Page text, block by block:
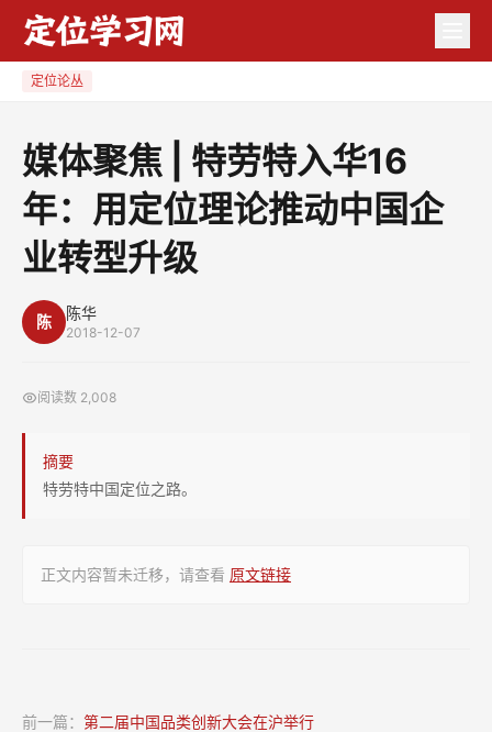
定位论丛
媒体聚焦 | 特劳特入华16
年：用定位理论推动中国企
业转型升级
陈 陈华
2018-12-07
阅读数 2,008
摘要
特劳特中国定位之路。
正文内容暂未迁移，请查看 原文链接
前一篇： 第二届中国品类创新大会在沪举行